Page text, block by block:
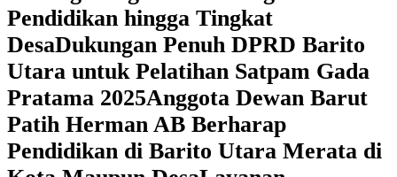
Pendidikan hingga Tingkat
DesaDukungan Penuh DPRD Barito
Utara untuk Pelatihan Satpam Gada
Pratama 2025Anggota Dewan Barut
Patih Herman AB Berharap
Pendidikan di Barito Utara Merata di